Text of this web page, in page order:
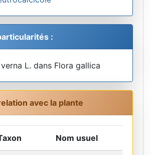
:
L. dans Flora gallica
avec la plante
Nom usuel